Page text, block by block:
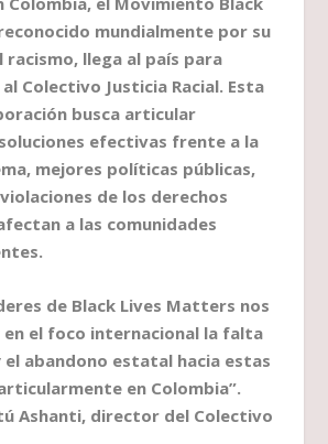
mundialmente por su
racismo, llega al país para
Colectivo Justicia Racial. Esta
busca articular
efectivas frente a la
mejores políticas públicas,
de los derechos
a las comunidades
de Black Lives Matters nos
en el foco internacional la falta
abandono estatal hacia estas
en Colombia”.
Ashanti, director del Colectivo